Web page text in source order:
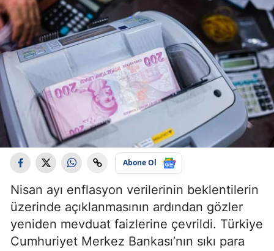
Abone Ol
Nisan ayı enflasyon verilerinin beklentilerin
üzerinde açıklanmasının ardından gözler
yeniden mevduat faizlerine çevrildi. Türkiye
Cumhuriyet Merkez Bankası’nın sıkı para